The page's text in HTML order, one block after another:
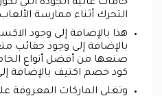
خامات عالية الجودة التي
التحرك أثناء ممارسة
هذا بالإضافة إلى وجود
بالإضافة إلى وجود حقائب
صنعها من أفضل أنواع
كود خصم اكتيف بالإضافة
وتغلي الماركات المعروفة